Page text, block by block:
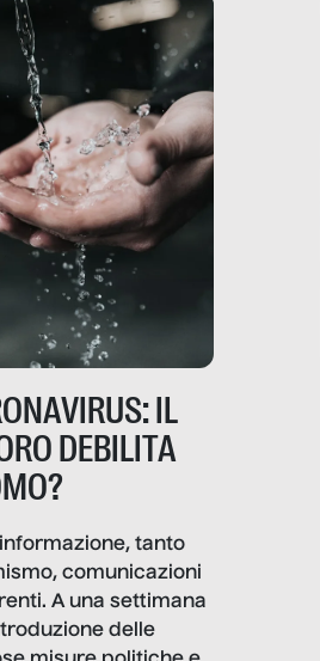
IL
DEBILITA
tanto
comunicazioni
A una settimana
delle